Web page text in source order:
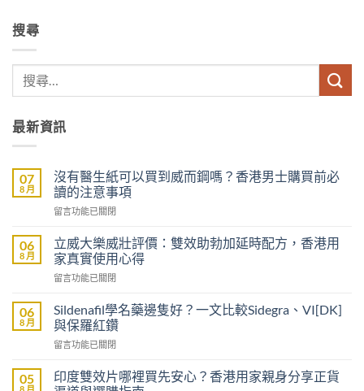
搜尋
最新資訊
07
8 月
沒有醫生紙可以買到威而鋼嗎？香港男士購買前必
讀的注意事項
在
有
醫
生
紙
以
買
到
威
鋼
留言功能已關閉
06
8 月
立威大樂威壯評價：雙效助勃加延時配方，香港用
家真實使用心得
在
威
大
樂
威
評
價：
留言功能已關閉
06
8 月
Sildenafil學名藥邊隻好？一文比較Sidegra、VI[DK]
與保羅紅鑽
在
學
名
留言功能已關閉
05
印度雙效片哪裡買先安心？香港用家親身分享正貨